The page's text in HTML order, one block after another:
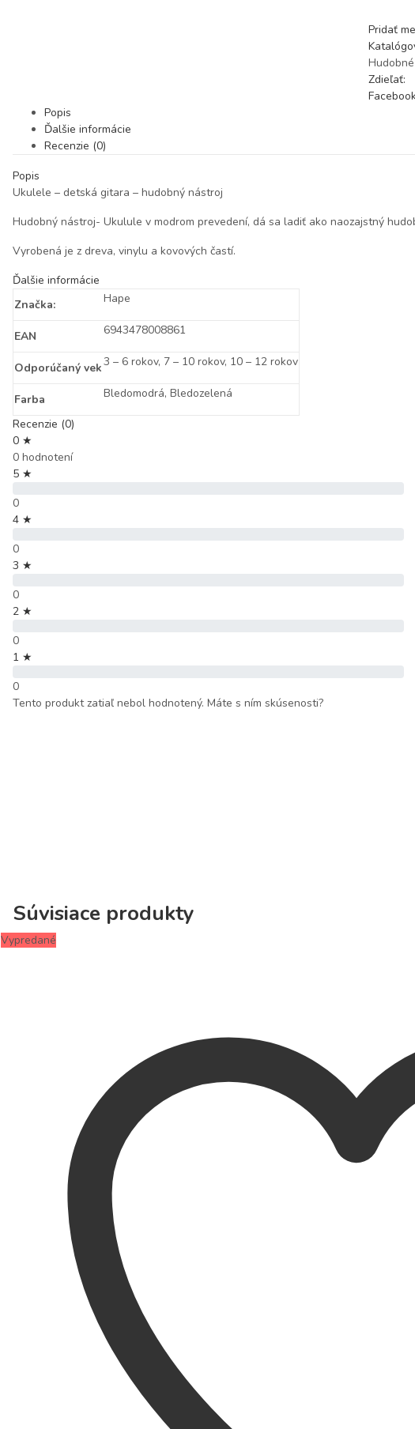
Pridať
Zdieľať:
Popis
Ďalšie informácie
Recenzie (0)
Popis
Ukulele – detská gitara – hudobný nástroj
Hudobný nástroj- Ukulule v modrom prevedení, dá sa ladiť ako naozajstný
Vyrobená je z dreva, vinylu a kovových častí.
Ďalšie informácie
Značka:
Hape
EAN 6943478008861
Odporúčaný vek3 – 6 rokov, 7 – 10 rokov, 10 – 12 rokov
Farba Bledomodrá, Bledozelená
Recenzie (0)
0 ★
0 hodnotení
5 ★
0
4 ★
0
3 ★
0
2 ★
0
1 ★
0
Tento produkt zatiaľ nebol hodnotený. Máte s ním skúsenosti?
Súvisiace produkty
Vypredané